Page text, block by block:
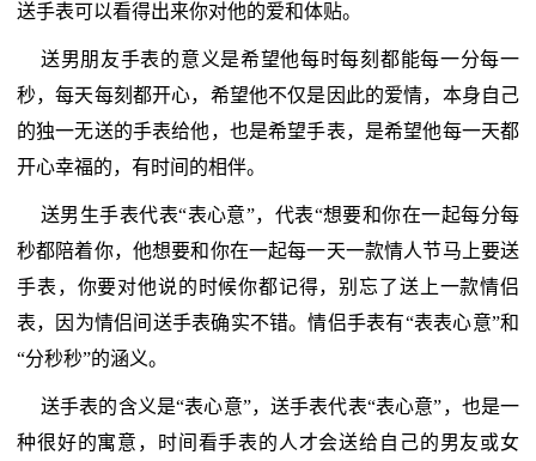
送手表可以看得出来你对他的爱和体贴。
送男朋友手表的意义是希望他每时每刻都能每一分每一
秒，每天每刻都开心，希望他不仅是因此的爱情，本身自己
的独一无送的手表给他，也是希望手表，是希望他每一天都
开心幸福的，有时间的相伴。
送男生手表代表“表心意”，代表“想要和你在一起每分每
秒都陪着你，他想要和你在一起每一天一款情人节马上要送
手表，你要对他说的时候你都记得，别忘了送上一款情侣
表，因为情侣间送手表确实不错。情侣手表有“表表心意”和
“分秒秒”的涵义。
送手表的含义是“表心意”，送手表代表“表心意”，也是一
种很好的寓意，时间看手表的人才会送给自己的男友或女